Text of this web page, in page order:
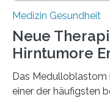
Medizin Gesundheit
Neue
Hirntumore
Das Medulloblastom
einer der häufigsten